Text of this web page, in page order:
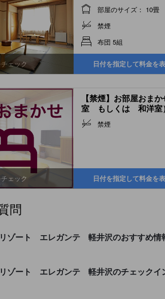
ェック
部屋のサイズ： 10畳
禁煙
布団 5組
日付を指定して料金を
ェック
【禁煙】お部屋おま
室 もしくは 和洋室
(Japanese-style Room
Japanese/Western-
禁煙
日付を指定して料金を
問
ート エレガンテ 軽井沢のおすすめ情
ート エレガンテ 軽井沢のチェックイン